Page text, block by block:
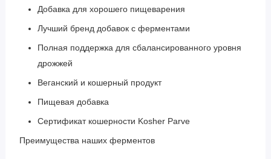
Добавка для хорошего пищеварения
Лучший бренд добавок с ферментами
Полная поддержка для сбалансированного уровня
дрожжей
Веганский и кошерный продукт
Пищевая добавка
Сертификат кошерности Kosher Parve
​Преимущества наших ферментов